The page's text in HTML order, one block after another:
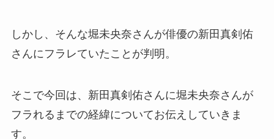
しかし、そんな堀未央奈さんが俳優の新田真剣佑
さんにフラレていたことが判明。
そこで今回は、新田真剣佑さんに堀未央奈さんが
フラれるまでの経緯についてお伝えしていきま
す。